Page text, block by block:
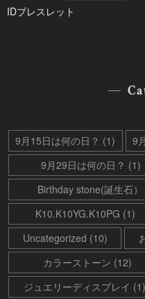
IDブレスレット
9月15日は何の日？ (1) 9
9月29日は何の日？ (1)
Birthday stone(誕生石
K10.K10YG.K10PG (1)
Uncategorized (10)
カラーストーン (12)
ジュエリーディスプレイ (1)